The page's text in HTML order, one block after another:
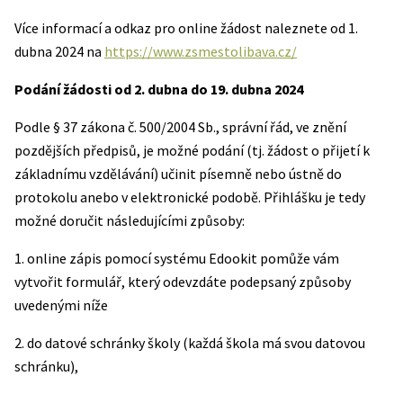
Více informací a odkaz pro online žádost naleznete od 1.
dubna 2024 na https://www.zsmestolibava.cz/
Podání žádosti od 2. dubna do 19. dubna 2024
Podle § 37 zákona č. 500/2004 Sb., správní řád, ve znění
pozdějších předpisů, je možné podání (tj. žádost o přijetí k
základnímu vzdělávání) učinit písemně nebo ústně do
protokolu anebo v elektronické podobě. Přihlášku je tedy
možné doručit následujícími způsoby:
1. online zápis pomocí systému Edookit pomůže vám
vytvořit formulář, který odevzdáte podepsaný způsoby
uvedenými níže
2. do datové schránky školy (každá škola má svou datovou
schránku),